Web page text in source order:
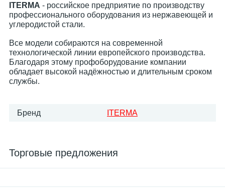
ITERMA - российское предприятие по производству
профессионального оборудования из нержавеющей и
углеродистой стали.
Все модели собираются на современной
технологической линии европейского производства.
Благодаря этому профоборудование компании
обладает высокой надёжностью и длительным сроком
службы.
Бренд ITERMA
Торговые предложения